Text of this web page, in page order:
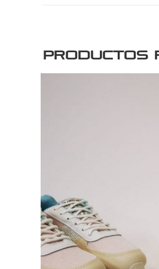
Productos